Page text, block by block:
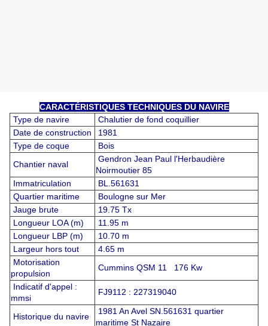
CARACTÉRISTIQUES TECHNIQUES DU NAVIRE
Type de navire
Chalutier de fond coquillier
Date de construction
1981
Type de coque
Bois
Chantier naval
Gendron Jean Paul l'Herbaudière
Noirmoutier 85
Immatriculation
BL.561631
Quartier maritime
Boulogne sur Mer
Jauge brute
19.75 Tx
Longueur LOA (m)
11.95 m
Longueur LBP (m)
10.70 m
Largeur hors tout
4.65 m
Motorisation
propulsion
Cummins QSM 11 176 Kw
Indicatif d'appel :
mmsi
FJ9112 : 227319040
Historique du navire
1981 An Avel SN.561631 quartier
maritime St Nazaire